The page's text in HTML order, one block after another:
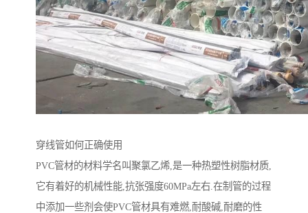
穿线管如何正确使用
PVC管材的材料学名叫聚氯乙烯,是一种热塑性树脂材质,
它有着好的机械性能,抗张强度60MPa左右.在制管的过程
中添加一些剂会使PVC管材具有难燃,耐酸碱,耐磨的性